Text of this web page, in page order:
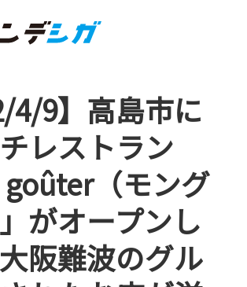
4/9】高島市に
レストラン
goûter（モング
がオープンし
阪難波のグル